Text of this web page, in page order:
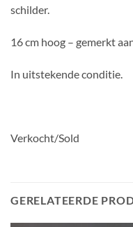
schilder.
16 cm hoog – gemerkt
In uitstekende conditie.
Verkocht/Sold
GERELATEERDE